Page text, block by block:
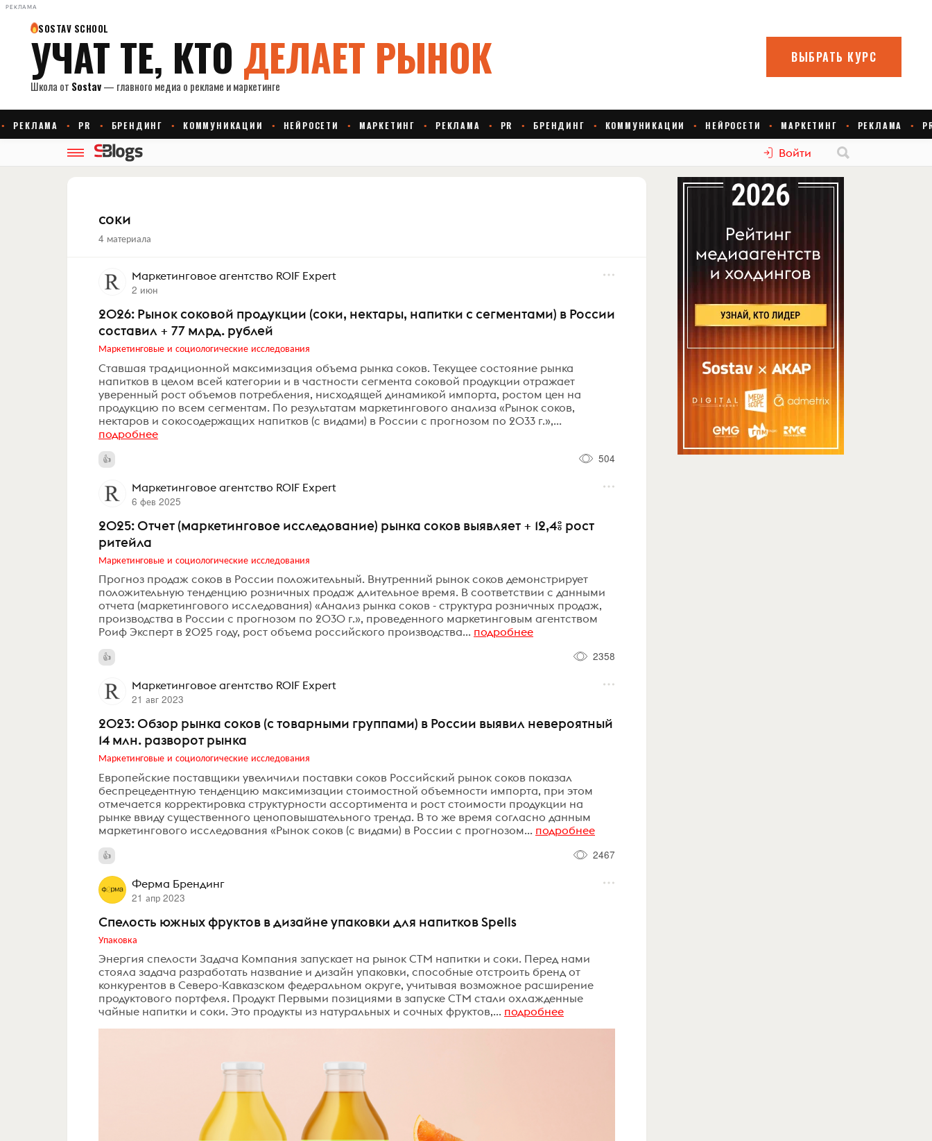
РЕКЛАМА
Войти
соки
4 материала
Маркетинговое агентство ROIF Expert
2 июн
2026: Рынок соковой продукции (соки, нектары, напитки с сегментами) в России
составил + 77 млрд. рублей
Маркетинговые и социологические исследования
Ставшая традиционной максимизация объема рынка соков. Текущее состояние рынка
напитков в целом всей категории и в частности сегмента соковой продукции отражает
уверенный рост объемов потребления, нисходящей динамикой импорта, ростом цен на
продукцию по всем сегментам. По результатам маркетингового анализа «Рынок соков,
нектаров и сокосодержащих напитков (с видами) в России с прогнозом по 2033 г.»,...
подробнее
504
Маркетинговое агентство ROIF Expert
6 фев 2025
2025: Отчет (маркетинговое исследование) рынка соков выявляет + 12,4% рост
ритейла
Маркетинговые и социологические исследования
Прогноз продаж соков в России положительный. Внутренний рынок соков демонстрирует
положительную тенденцию розничных продаж длительное время. В соответствии с данными
отчета (маркетингового исследования) «Анализ рынка соков - структура розничных продаж,
производства в России с прогнозом по 2030 г.», проведенного маркетинговым агентством
Роиф Эксперт в 2025 году, рост объема российского производства... подробнее
2358
Маркетинговое агентство ROIF Expert
21 авг 2023
2023: Обзор рынка соков (с товарными группами) в России выявил невероятный
14 млн. разворот рынка
Маркетинговые и социологические исследования
Европейские поставщики увеличили поставки соков Российский рынок соков показал
беспрецедентную тенденцию максимизации стоимостной объемности импорта, при этом
отмечается корректировка структурности ассортимента и рост стоимости продукции на
рынке ввиду существенного ценоповышательного тренда. В то же время согласно данным
маркетингового исследования «Рынок соков (с видами) в России с прогнозом... подробнее
2467
Ферма Брендинг
21 апр 2023
Спелость южных фруктов в дизайне упаковки для напитков Spells
Упаковка
Энергия спелости Задача Компания запускает на рынок СТМ напитки и соки. Перед нами
стояла задача разработать название и дизайн упаковки, способные отстроить бренд от
конкурентов в Северо-Кавказском федеральном округе, учитывая возможное расширение
продуктового портфеля. Продукт Первыми позициями в запуске СТМ стали охлажденные
чайные напитки и соки. Это продукты из натуральных и сочных фруктов,... подробнее